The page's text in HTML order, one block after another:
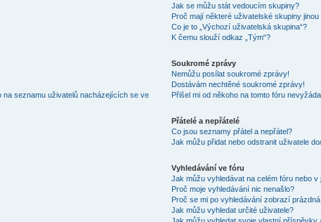
na seznamu uživatelů nacházejících se ve
Jak se můžu stát vedoucím skupiny?
Proč mají některé uživatelské skupiny jinou
Co je to „Výchozí uživatelská skupina“?
K čemu slouží odkaz „Tým“?
Soukromé zprávy
Nemůžu posílat soukromé zprávy!
Dostávám nechtěné soukromé zprávy!
Přišel mi od někoho na tomto fóru
Přátelé a nepřátelé
Co jsou seznamy přátel a nepřátel?
Jak můžu přidat nebo odstranit uživatele
Vyhledávání ve fóru
Jak můžu vyhledávat na celém fóru nebo v
Proč moje vyhledávání nic nenašlo?
Proč se mi po vyhledávání zobrazí
Jak můžu vyhledat určité uživatele?
Jak můžu vyhledat svoje vlastní příspěvky